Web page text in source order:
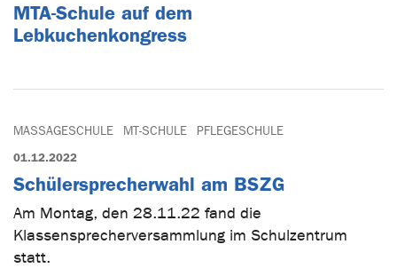
MTA-Schule auf dem
Lebkuchenkongress
MASSAGESCHULE MT-SCHULE PFLEGESCHULE
01.12.2022
Schülersprecherwahl am BSZG
Am Montag, den 28.11.22 fand die
Klassensprecherversammlung im Schulzentrum
statt.